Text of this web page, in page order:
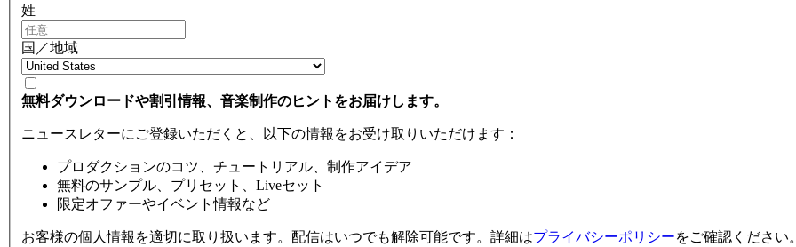
姓
国／地域
無料ダウンロードや割引情報、音楽制作のヒントをお届けします。
ニュースレターにご登録いただくと、以下の情報をお受け取りいただけます：
プロダクションのコツ、チュートリアル、制作アイデア
無料のサンプル、プリセット、Liveセット
限定オファーやイベント情報など
お客様の個人情報を適切に取り扱います。配信はいつでも解除可能です。詳細はプライバシーポリシーをご確認ください